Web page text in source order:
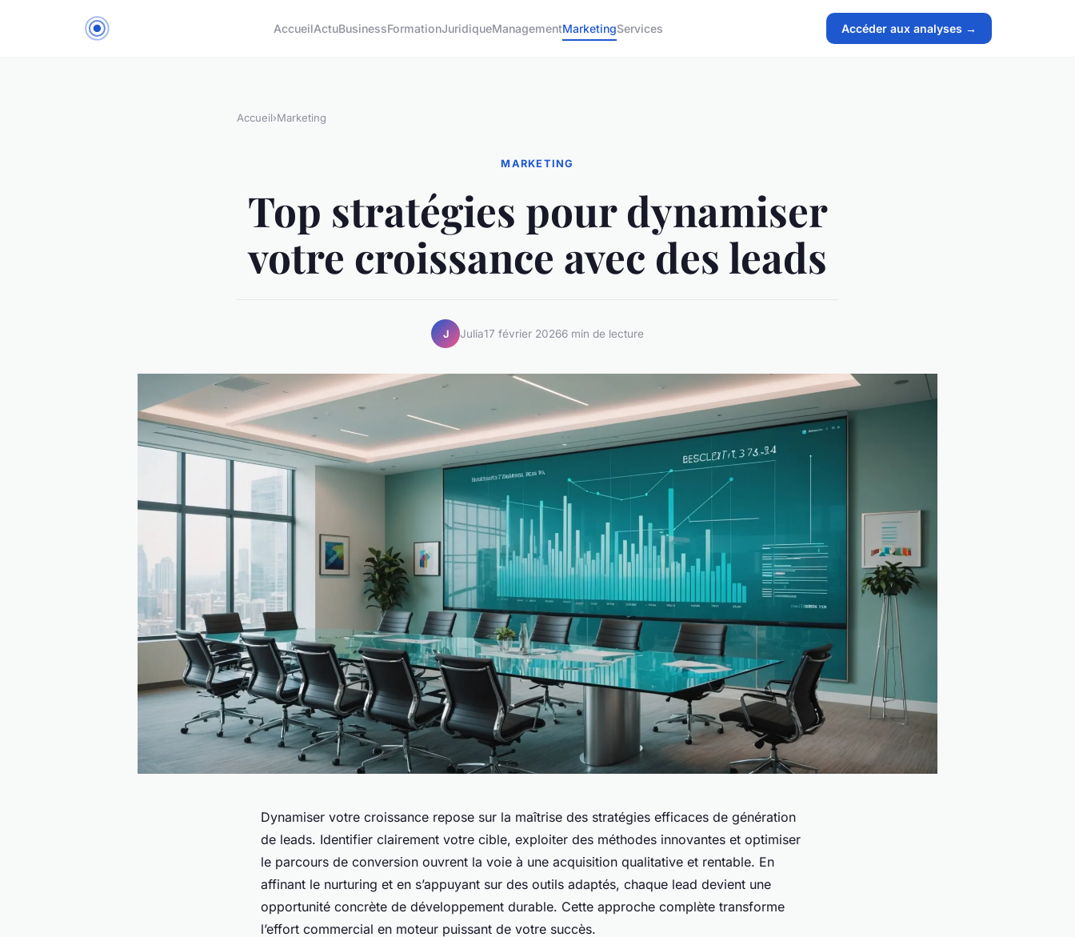
AccueilActuBusinessFormationJuridiqueManagementMarketingServices Accéder aux analyses →
Accueil›Marketing
MARKETING
Top stratégies pour dynamiser
votre croissance avec des leads
J Julia17 février 20266 min de lecture
Dynamiser votre croissance repose sur la maîtrise des stratégies efficaces de génération
de leads. Identifier clairement votre cible, exploiter des méthodes innovantes et optimiser
le parcours de conversion ouvrent la voie à une acquisition qualitative et rentable. En
affinant le nurturing et en s’appuyant sur des outils adaptés, chaque lead devient une
opportunité concrète de développement durable. Cette approche complète transforme
l’effort commercial en moteur puissant de votre succès.